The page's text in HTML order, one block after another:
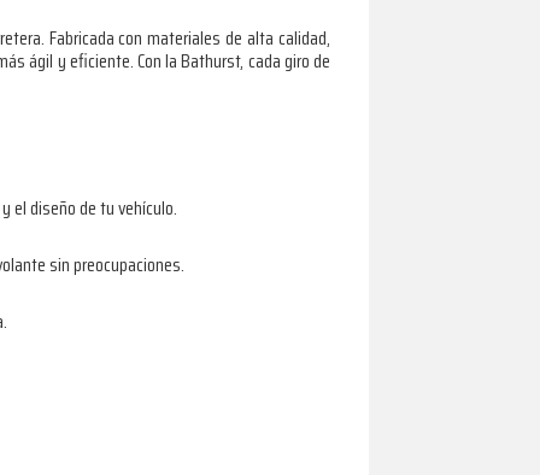
Fabricada con materiales de alta calidad,
ágil y eficiente. Con la Bathurst, cada giro de
el diseño de tu vehículo.
sin preocupaciones.